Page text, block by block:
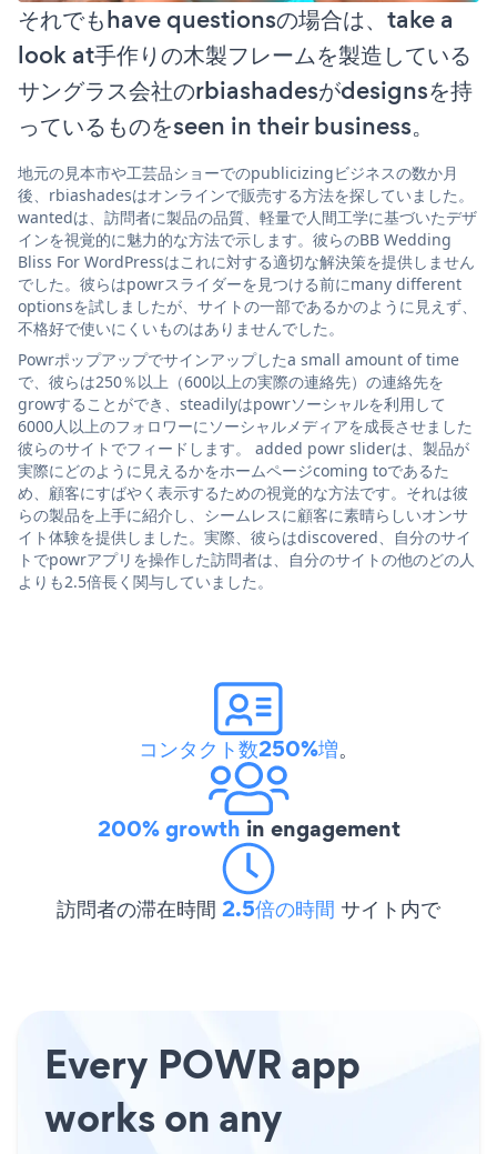
それでもhave questionsの場合は、take a
look at手作りの木製フレームを製造している
サングラス会社のrbiashadesがdesignsを持
っているものをseen in their business。
地元の見本市や工芸品ショーでのpublicizingビジネスの数か月
後、rbiashadesはオンラインで販売する方法を探していました。
wantedは、訪問者に製品の品質、軽量で人間工学に基づいたデザ
インを視覚的に魅力的な方法で示します。彼らのBB Wedding
Bliss For WordPressはこれに対する適切な解決策を提供しません
でした。彼らはpowrスライダーを見つける前にmany different
optionsを試しましたが、サイトの一部であるかのように見えず、
不格好で使いにくいものはありませんでした。
Powrポップアップでサインアップしたa small amount of time
で、彼らは250％以上（600以上の実際の連絡先）の連絡先を
growすることができ、steadilyはpowrソーシャルを利用して
6000人以上のフォロワーにソーシャルメディアを成長させました
彼らのサイトでフィードします。 added powr sliderは、製品が
実際にどのように見えるかをホームページcoming toであるた
め、顧客にすばやく表示するための視覚的な方法です。それは彼
らの製品を上手に紹介し、シームレスに顧客に素晴らしいオンサ
イト体験を提供しました。実際、彼らはdiscovered、自分のサイ
トでpowrアプリを操作した訪問者は、自分のサイトの他のどの人
よりも2.5倍長く関与していました。
コンタクト数250%増。
200% growth in engagement
訪問者の滞在時間 2.5倍の時間 サイト内で
Every POWR app
works on any